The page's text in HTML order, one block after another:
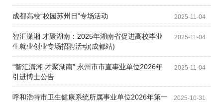
2025-11-04
成都高校“校园苏州日”专场活动
2025-11-04
智汇潇湘 才聚湖南：2025年湖南省促进高校毕业
生就业创业专场招聘活动(成都站)
2025-11-04
“智汇潇湘 才聚湖南” 永州市市直事业单位2026年
引进博士公告
2025-10-31
呼和浩特市卫生健康系统所属事业单位2026年第一